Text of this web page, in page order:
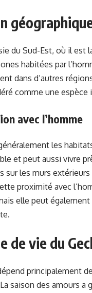
du Sud-Est, où il est
habitées par
dans d’autres
comme une espèce
avec l’homme
les
et peut aussi vivre
sur les murs
proximité avec
elle peut
de vie du
principalement
saison des amours